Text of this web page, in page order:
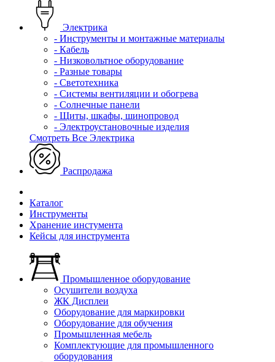
Электрика
- Инструменты и монтажные материалы
- Кабель
- Низковольтное оборудование
- Разные товары
- Светотехника
- Системы вентиляции и обогрева
- Солнечные панели
- Щиты, шкафы, шинопровод
- Электроустановочные изделия
Смотреть Все Электрика
Распродажа
Каталог
Инструменты
Хранение инстумента
Кейсы для инструмента
Промышленное оборудование
Осушители воздуха
ЖК Дисплеи
Оборудование для маркировки
Оборудование для обучения
Промышленная мебель
Комплектующие для промышленного
оборудования